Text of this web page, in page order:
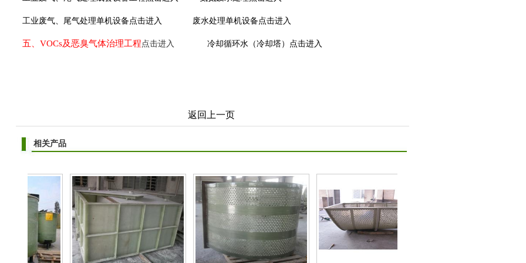
工业废气、尾气处理单机设备点击进入 废水处理单机设备点击进入
五、VOCs及恶臭气体治理工程 点击进入 冷却循环水（冷却塔）点击进入
返回上一页
相关产品